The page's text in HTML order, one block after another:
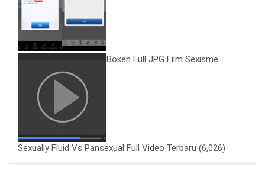
Bokeh Full JPG Film Sexisme
Sexually Fluid Vs Pansexual Full Video Terbaru (6,026)